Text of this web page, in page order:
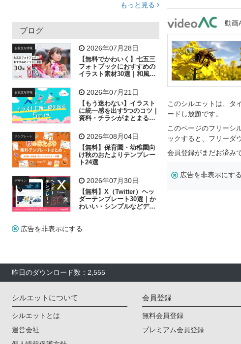
トラック 木
吹き出し
飛行機 グラフ ビル 魚 家族 書類
歩く 工場 会社 太陽 キラキラ
子供 作業員 相談 ピクトグラム
もっと見る
ブログ
お役立ち情報 2026年07月28日
【無料でかわいく】七五三
フォトブックにおすすめの
イラスト素材30選｜和風の
お役立ち情報 2026年07月21日
【もう迷わない】イラスト
に統一感を出す5つのコツ｜
資料・チラシがまとまるフ
テンプレート 2026年08月04日
【無料】保育園・幼稚園向
け秋のおたよりテンプレー
ト24選
デザイン 2026年07月30日
【無料】X（Twitter）ヘッ
ダーテンプレート30選｜か
わいい・シンプルなどデザ
広告を非表示にする
動画
このシルエットは、タ
ードし放題です。
このページのフリーシ
ックすると、フリーダ
会員登録がまだお済み
広告を非表示にする
昨日のダウンロード数：2,555
シルエットについて
シルエットとは
運営会社
会員登録
無料会員登録
プレミアム会員登録